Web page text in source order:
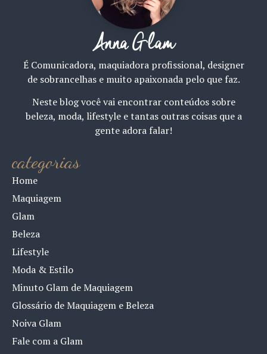
Anna Glam
É Comunicadora, maquiadora profissional, designer
de sobrancelhas e muito apaixonada pelo que faz.
Neste blog você vai encontrar conteúdos sobre
beleza, moda, lifestyle e tantas outras coisas que a
gente adora falar!
categorias
Home
Maquiagem
Glam
Beleza
Lifestyle
Moda & Estilo
Minuto Glam de Maquiagem
Glossário de Maquiagem e Beleza
Noiva Glam
Fale com a Glam